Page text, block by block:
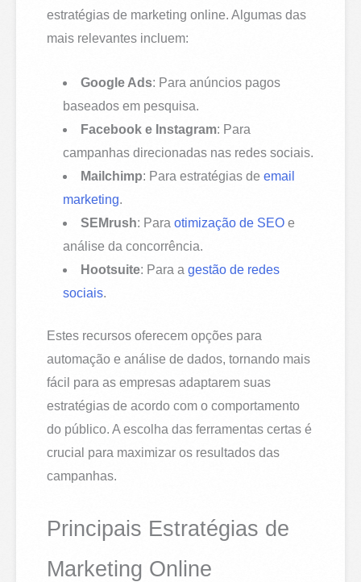
estratégias de marketing online. Algumas das
mais relevantes incluem:
Google Ads: Para anúncios pagos
baseados em pesquisa.
Facebook e Instagram: Para
campanhas direcionadas nas redes sociais.
Mailchimp: Para estratégias deemail
marketing.
SEMrush: Paraotimização de SEO e
análise da concorrência.
Hootsuite: Para agestão de redes
sociais.
Estes recursos oferecem opções para
automação e análise de dados, tornando mais
fácil para as empresas adaptarem suas
estratégias de acordo com o comportamento
do público. A escolha das ferramentas certas é
crucial para maximizar os resultados das
campanhas.
Principais Estratégias de
Marketing Online